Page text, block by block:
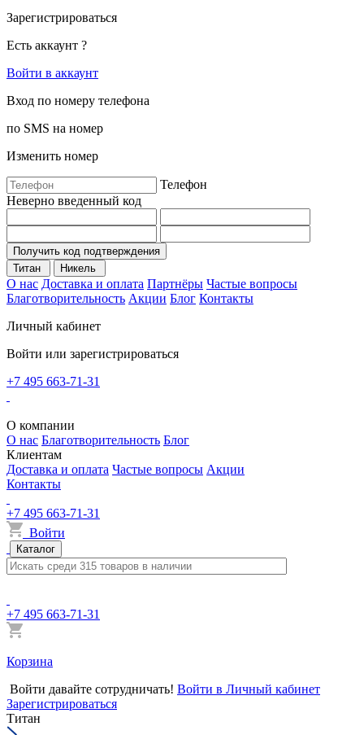
Зарегистрироваться
Есть аккаунт ?
Войти в аккаунт
Вход по номеру телефона
по SMS на номер
Изменить номер
Телефон
Неверно введенный код
Получить код подтверждения
Титан
Никель
О нас Доставка и оплата Партнёры Частые вопросы
Благотворительность Акции Блог Контакты
Личный кабинет
Войти или зарегистрироваться
+7 495 663-71-31
О компании
О нас Благотворительность Блог
Клиентам
Доставка и оплата Частые вопросы Акции
Контакты
+7 495 663-71-31
Войти
Каталог
+7 495 663-71-31
Корзина
Войти давайте сотрудничать! Войти в Личный кабинет
Зарегистрироваться
Титан